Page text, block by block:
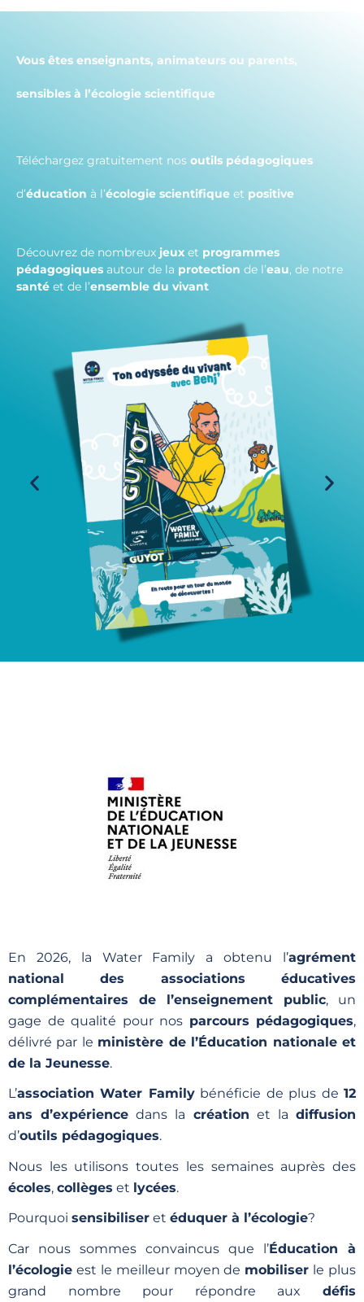
Vous êtes enseignants, animateurs ou parents,
sensibles à l’écologie scientifique
Téléchargez gratuitement nos outils pédagogiques
d’éducation à l’écologie scientifique et positive
Découvrez de nombreux jeux et programmes
pédagogiques autour de la protection de l’eau, de notre
santé et de l’ensemble du vivant
En 2026, la Water Family a obtenu l’agrément
national des associations éducatives
complémentaires de l’enseignement public, un
gage de qualité pour nos parcours pédagogiques,
délivré par le ministère de l’Éducation nationale et
de la Jeunesse.
L’association Water Familybénéficie de plus de12
ans d’expérience dans la création et ladiffusion
d’outils pédagogiques.
Nous les utilisons toutes les semaines auprès des
écoles, collèges et lycées.
Pourquoi sensibiliser et éduquer à l’écologie?
Car nous sommes convaincus que l’Éducation à
l’écologie est le meilleur moyen de mobiliser le plus
grand nombre pour répondre aux défis